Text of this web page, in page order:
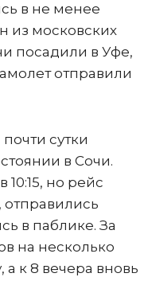
в не менее
из московских
посадили в Уфе,
отправили
сутки
в Сочи.
10:15, но рейс
в паблике. За
на несколько
а к 8 вечера вновь